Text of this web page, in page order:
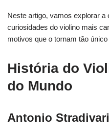
Neste artigo, vamos explorar a
curiosidades do violino mais
motivos que o tornam tão
História do
do Mundo
Antonio